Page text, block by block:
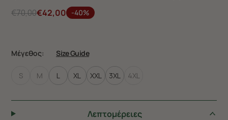
€70,00€42,00 -40%
Μέγεθος: Size Guide
S M L XL XXL 3XL 4XL
Λεπτομέρειες